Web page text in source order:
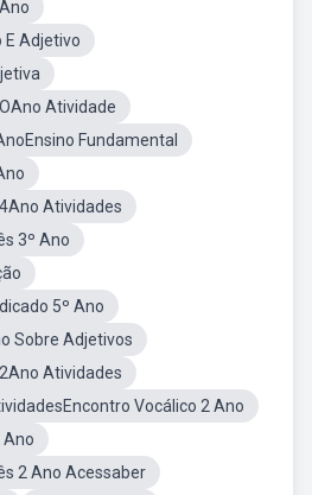
Adjetivo
Atividade
Fundamental
Atividades
3º Ano
5º Ano
Sobre Adjetivos
Atividades
Vocálico 2 Ano
2 Ano Acessaber